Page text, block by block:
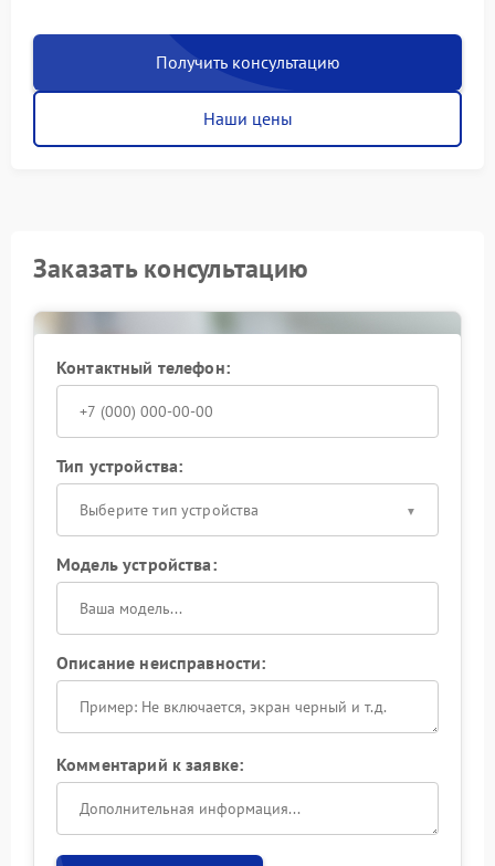
Получить консультацию
Наши цены
Заказать консультацию
Контактный телефон:
Тип устройства:
Выберите тип устройства
Модель устройства:
Описание неисправности:
Комментарий к заявке: